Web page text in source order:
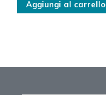
Aggiungi al carrello